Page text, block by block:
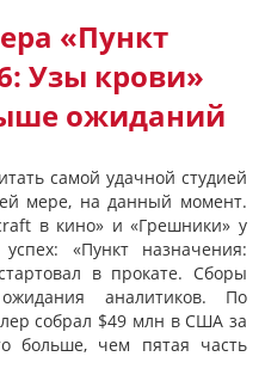
«Пункт
Узы крови»
ожиданий
самой удачной студией
мере, на данный момент.
в кино» и «Грешники» у
«Пункт назначения:
в прокате. Сборы
аналитиков. По
собрал $49 млн в США за
больше, чем пятая часть